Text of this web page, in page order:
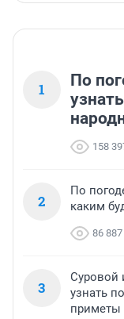
1
По
158
2
По
каким
86 887
3
Суровой
узнать
приметы